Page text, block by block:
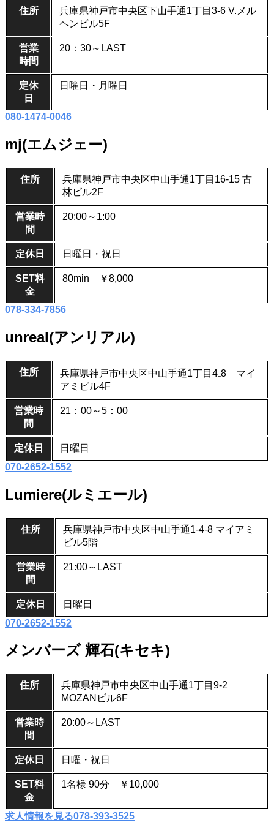
住所
兵庫県神戸市中央区下山手通1丁目3-6 V.メル
ヘンビル5F
営業
時間
20：30～LAST
定休
日
日曜日・月曜日
080-1474-0046
mj(エムジェー)
住所
兵庫県神戸市中央区中山手通1丁目16-15 古
林ビル2F
営業時
間
20:00～1:00
定休日 日曜日・祝日
SET料
金
80min ￥8,000
078-334-7856
unreal(アンリアル)
住所
兵庫県神戸市中央区中山手通1丁目4₋8 マイ
アミビル4F
営業時
間
21：00～5：00
定休日
日曜日
070-2652-1552
Lumiere(ルミエール)
住所
兵庫県神戸市中央区中山手通1-4-8 マイアミ
ビル5階
営業時
間
21:00～LAST
定休日
日曜日
070-2652-1552
メンバーズ 輝石(キセキ)
住所
兵庫県神戸市中央区中山手通1丁目9-2
MOZANビル6F
営業時
間
20:00～LAST
定休日 日曜・祝日
SET料
金
1名様 90分 ￥10,000
求人情報を見る078-393-3525